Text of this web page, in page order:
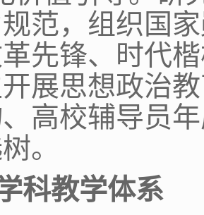
范，组织国
先锋、时代
展思想政治
高校辅导员
。
科教学体系